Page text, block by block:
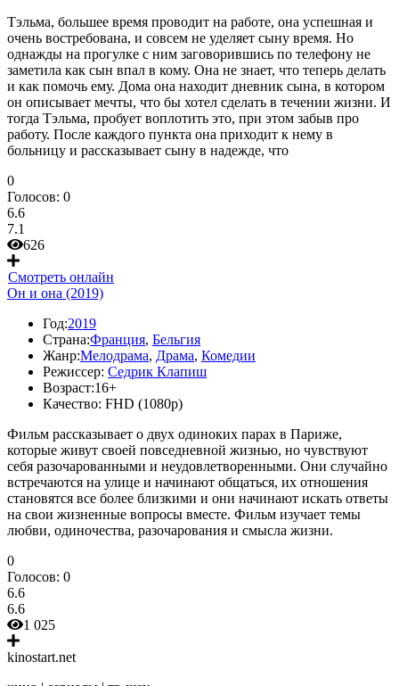
Тэльма, большее время проводит на работе, она успешная и
очень востребована, и совсем не уделяет сыну время. Но
однажды на прогулке с ним заговорившись по телефону не
заметила как сын впал в кому. Она не знает, что теперь делать
и как помочь ему. Дома она находит дневник сына, в котором
он описывает мечты, что бы хотел сделать в течении жизни. И
тогда Тэльма, пробует воплотить это, при этом забыв про
работу. После каждого пункта она приходит к нему в
больницу и рассказывает сыну в надежде, что
0
Голосов: 0
6.6
7.1
626
Смотреть онлайн
Он и она (2019)
Год:2019
Страна:Франция, Бельгия
Жанр:Мелодрама, Драма, Комедии
Режиссер: Седрик Клапиш
Возраст:16+
Качество: FHD (1080p)
Фильм рассказывает о двух одиноких парах в Париже,
которые живут своей повседневной жизнью, но чувствуют
себя разочарованными и неудовлетворенными. Они случайно
встречаются на улице и начинают общаться, их отношения
становятся все более близкими и они начинают искать ответы
на свои жизненные вопросы вместе. Фильм изучает темы
любви, одиночества, разочарования и смысла жизни.
0
Голосов: 0
6.6
6.6
1 025
kinostart.net